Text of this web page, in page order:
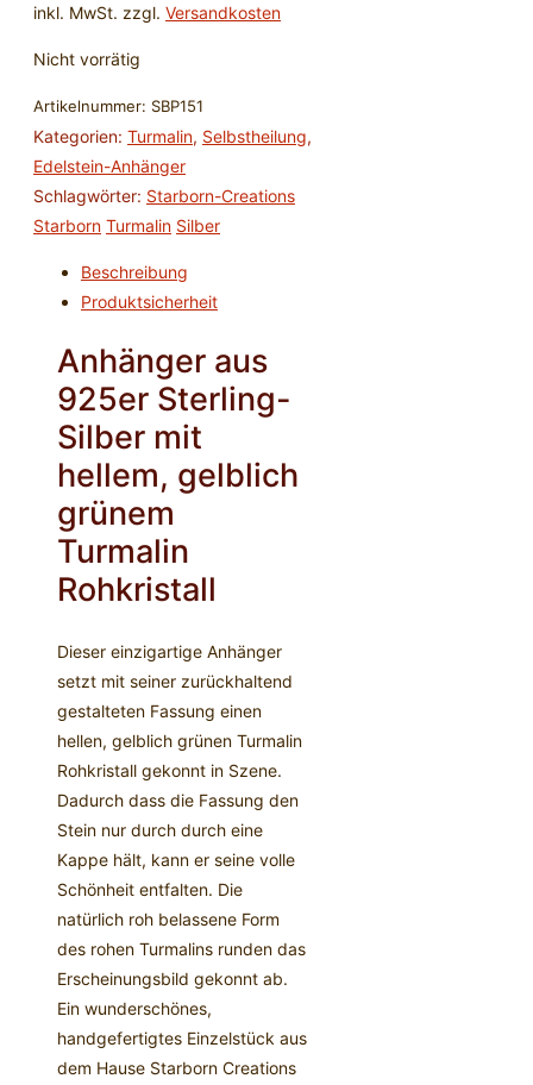
inkl. MwSt. zzgl. Versandkosten
Nicht vorrätig
Artikelnummer: SBP151
Kategorien: Turmalin, Selbstheilung,
Edelstein-Anhänger
Schlagwörter: Starborn-Creations
Starborn Turmalin Silber
Beschreibung
Produktsicherheit
Anhänger aus
925er Sterling-
Silber mit
hellem, gelblich
grünem
Turmalin
Rohkristall
Dieser einzigartige Anhänger
setzt mit seiner zurückhaltend
gestalteten Fassung einen
hellen, gelblich grünen Turmalin
Rohkristall gekonnt in Szene.
Dadurch dass die Fassung den
Stein nur durch durch eine
Kappe hält, kann er seine volle
Schönheit entfalten. Die
natürlich roh belassene Form
des rohen Turmalins runden das
Erscheinungsbild gekonnt ab.
Ein wunderschönes,
handgefertigtes Einzelstück aus
dem Hause Starborn Creations